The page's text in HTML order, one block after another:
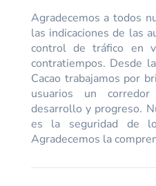
Agradecemos a todos
las indicaciones de las
control de tráfico en
contratiempos. Desde
Cacao trabajamos por
usuarios un
desarrollo y progreso.
es la seguridad de
Agradecemos la